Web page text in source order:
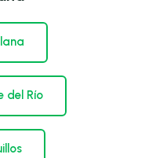
del Río